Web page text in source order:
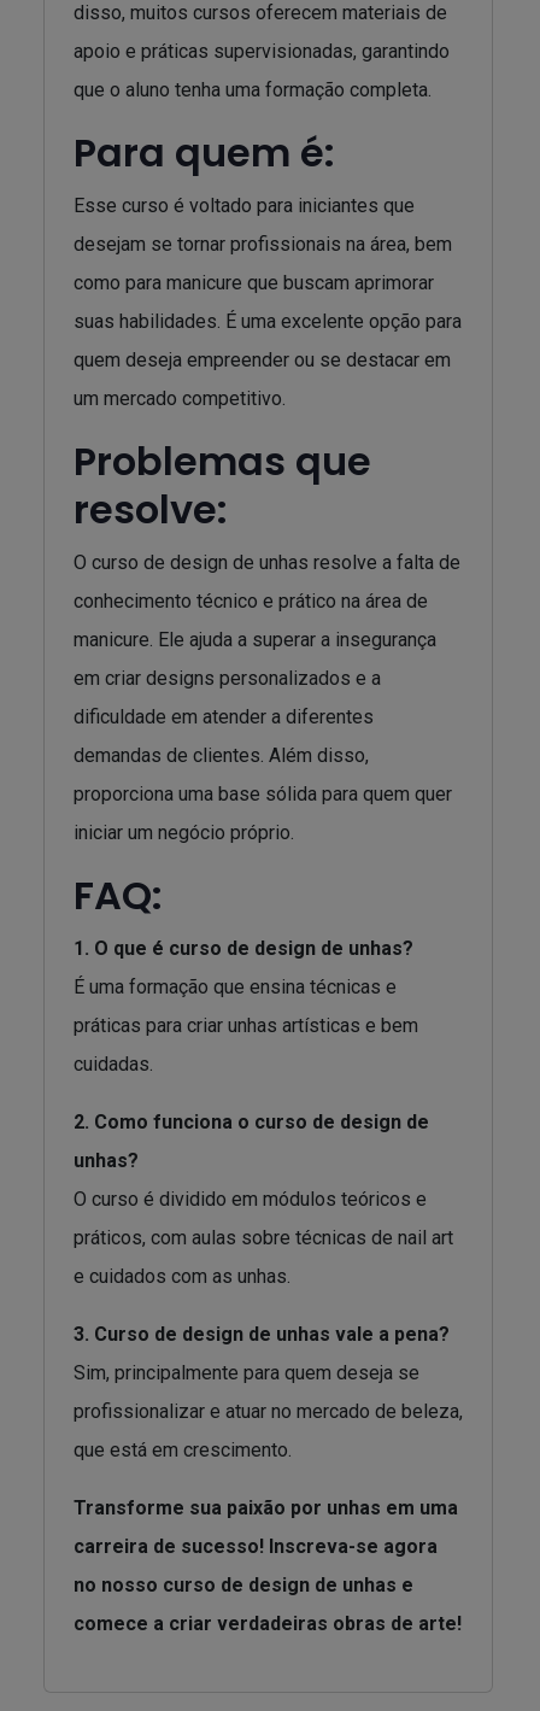
disso, muitos cursos oferecem materiais de
apoio e práticas supervisionadas, garantindo
que o aluno tenha uma formação completa.
Para quem é:
Esse curso é voltado para iniciantes que
desejam se tornar profissionais na área, bem
como para manicure que buscam aprimorar
suas habilidades. É uma excelente opção para
quem deseja empreender ou se destacar em
um mercado competitivo.
Problemas que
resolve:
O curso de design de unhas resolve a falta de
conhecimento técnico e prático na área de
manicure. Ele ajuda a superar a insegurança
em criar designs personalizados e a
dificuldade em atender a diferentes
demandas de clientes. Além disso,
proporciona uma base sólida para quem quer
iniciar um negócio próprio.
FAQ:
1. O que é curso de design de unhas?
É uma formação que ensina técnicas e
práticas para criar unhas artísticas e bem
cuidadas.
2. Como funciona o curso de design de
unhas?
O curso é dividido em módulos teóricos e
práticos, com aulas sobre técnicas de nail art
e cuidados com as unhas.
3. Curso de design de unhas vale a pena?
Sim, principalmente para quem deseja se
profissionalizar e atuar no mercado de beleza,
que está em crescimento.
Transforme sua paixão por unhas em uma
carreira de sucesso! Inscreva-se agora
no nosso curso de design de unhas e
comece a criar verdadeiras obras de arte!